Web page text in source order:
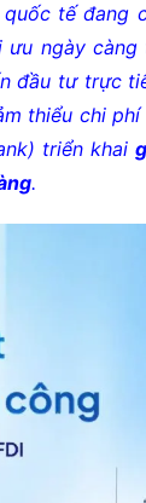
tế đang
ngày
đầu tư trực
thiểu chi
triển khai
.